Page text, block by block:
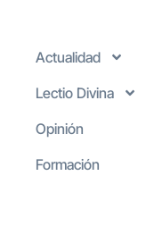
Actualidad
Lectio Divina
Opinión
Formación